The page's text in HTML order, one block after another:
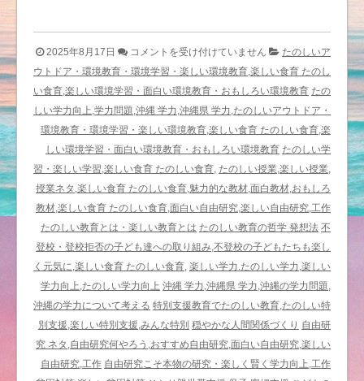
2025年8月17日
楽
し
い
教
育
＆
福
祉
「人
間
を
消
費
電
力
で
計
コメントを受け付けていません
たのしいア
ウトドア・環境教育・環境学習・楽しい環境教育,楽しい食育 たのし
い食育,楽しい環境学習・面白い環境教育・おもしろい環境教育 たの
しい学力向上,学力問題,沖縄 学力,沖縄県 学力,たのしいアウトドア・
環境教育・環境学習・楽しい環境教育,楽しい食育 たのしい食育,楽
しい環境学習・面白い環境教育・おもしろい環境教育 たのしい学
習・楽しい学習,楽しい食育 たのしい食育, たのしい授業,楽しい授業,
授業ネタ,楽しい食育 たのしい食育,魅力的な教材,面白教材,おもしろ
教材,楽しい食育 たのしい食育,面白い自由研究,楽しい自由研究,工作
たのしい教育とは・楽しい教育とは たのしい教育の哲学 発想法 不
登校・登校拒否の子ども達への取り組み,不登校の子どもたちも楽し
く元気に,楽しい食育 たのしい食育, 楽しい学力.たのしい学力,楽しい
学力向上,たのしい学力向上 沖縄 学力,沖縄県 学力,沖縄の学力問題,
沖縄の学力について考える 特別支援教育でたのしい教育,たのしい特
別支援,楽しい特別支援,みんな特別 穏やかな人間関係づくり 自由研
究 ネタ,自由研究何やろう,おすすめ自由研究,面白い自由研究,楽しい
自由研究,工作 自由研究こそ本物の研究・楽しく賢く学力向上,工作